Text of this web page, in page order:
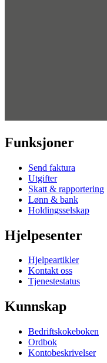
Funksjoner
Send faktura
Utgifter
Skatt & rapportering
Lønn & bank
Holdingsselskap
Hjelpesenter
Hjelpeartikler
Kontakt oss
Tjenestestatus
Kunnskap
Bedriftskokeboken
Ordbok
Kontobeskrivelser